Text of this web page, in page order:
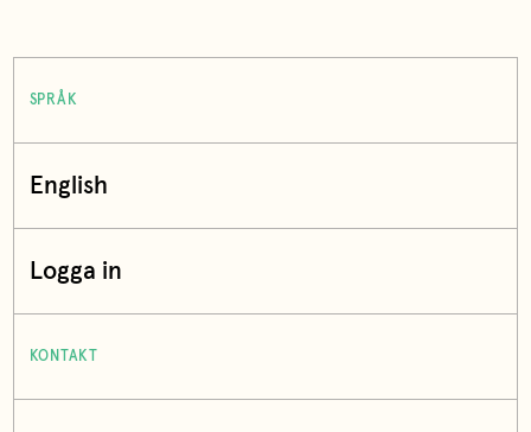
SPRÅK
English
Logga in
KONTAKT